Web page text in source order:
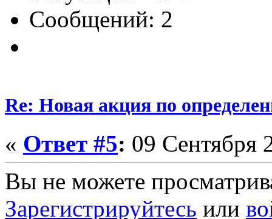
Сообщений: 2
Re: Новая акция по
« Ответ #5: 09 Сентября
Вы не можете
Зарегистрируйтесь или